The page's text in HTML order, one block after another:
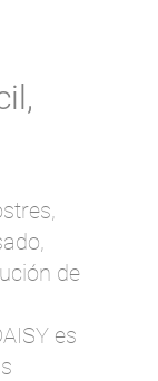
de
es